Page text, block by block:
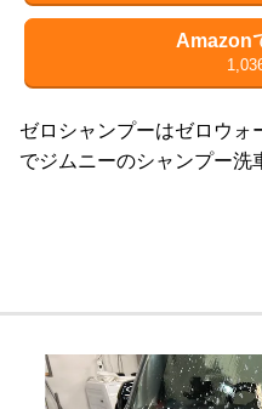
Amazon
ゼロシャンプーはゼロウォ
でジムニーのシャンプー洗